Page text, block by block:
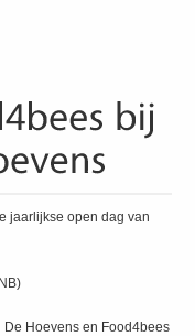
jaarlijkse open dag van
Hoevens en Food4bees